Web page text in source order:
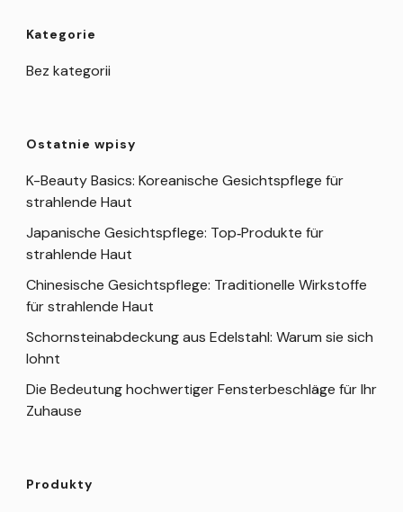
Kategorie
Bez kategorii
Ostatnie wpisy
K-Beauty Basics: Koreanische Gesichtspflege für
strahlende Haut
Japanische Gesichtspflege: Top‑Produkte für
strahlende Haut
Chinesische Gesichtspflege: Traditionelle Wirkstoffe
für strahlende Haut
Schornsteinabdeckung aus Edelstahl: Warum sie sich
lohnt
Die Bedeutung hochwertiger Fensterbeschläge für Ihr
Zuhause
Produkty